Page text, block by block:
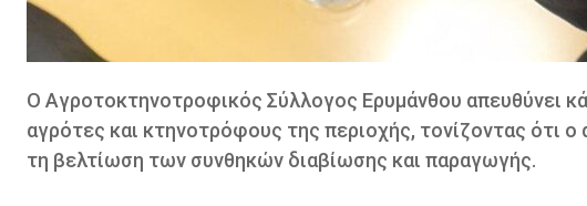
Ο Αγροτοκτηνοτροφικός Σύλλογος Ερυμάνθου απευθύνει
αγρότες και κτηνοτρόφους της περιοχής, τονίζοντας ότι ο
τη βελτίωση των συνθηκών διαβίωσης και παραγωγής.